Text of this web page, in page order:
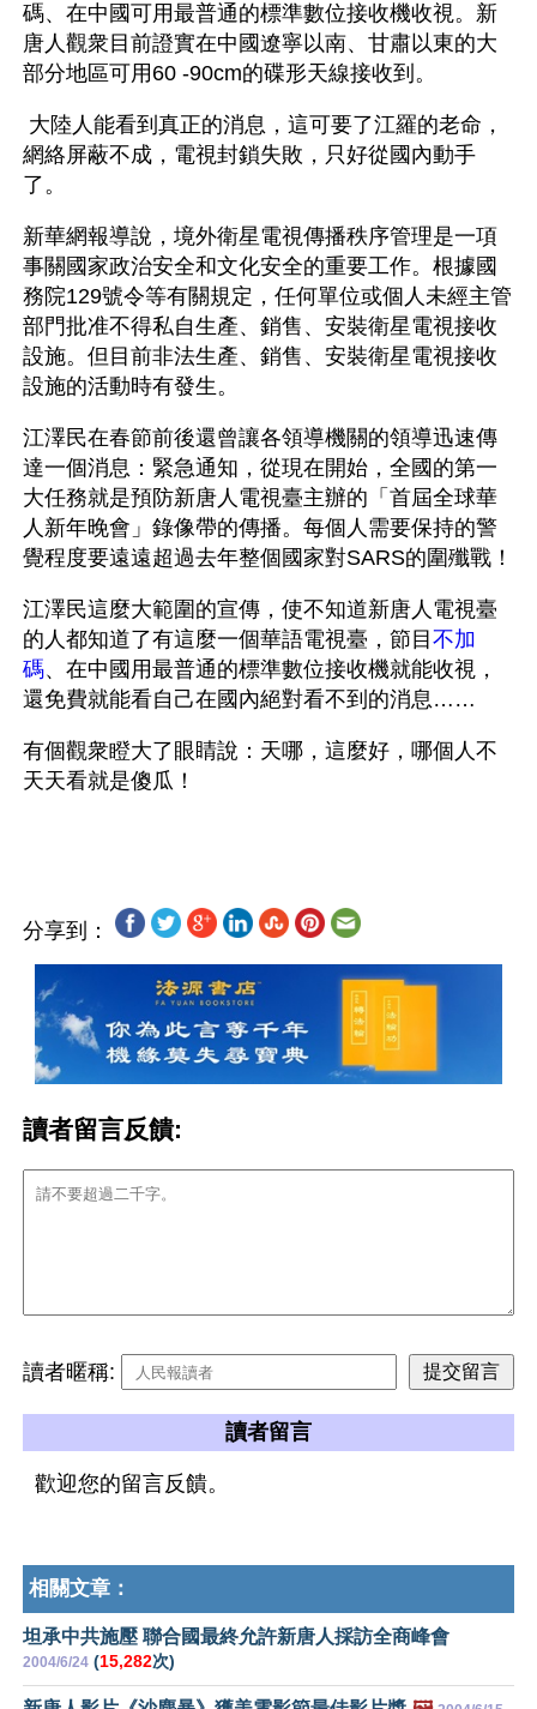
碼、在中國可用最普通的標準數位接收機收視。新
唐人觀衆目前證實在中國遼寧以南、甘肅以東的大
部分地區可用60 -90cm的碟形天線接收到。
網絡屏蔽不成，電視封鎖失敗，只好從國內動手
了。
新華網報導說，境外衛星電視傳播秩序管理是一項
事關國家政治安全和文化安全的重要工作。根據國
務院129號令等有關規定，任何單位或個人未經主管
部門批准不得私自生產、銷售、安裝衛星電視接收
設施。但目前非法生產、銷售、安裝衛星電視接收
設施的活動時有發生。
江澤民在春節前後還曾讓各領導機關的領導迅速傳
達一個消息：緊急通知，從現在開始，全國的第一
大任務就是預防新唐人電視臺主辦的「首屆全球華
人新年晚會」錄像帶的傳播。每個人需要保持的警
覺程度要遠遠超過去年整個國家對SARS的圍殲戰！
江澤民這麼大範圍的宣傳，使不知道新唐人電視臺
的人都知道了有這麼一個華語電視臺，節目 不加
碼、在中國用最普通的標準數位接收機就能收視，
還免費就能看自己在國內絕對看不到的消息……
有個觀衆瞪大了眼睛說：天哪，這麼好，哪個人不
天天看就是傻瓜！
分享到：
讀者留言反饋:
讀者暱稱:
讀者留言
歡迎您的留言反饋。
相關文章：
坦承中共施壓 聯合國最終允許新唐人採訪全商峰會
2004/6/24 (15,282次)